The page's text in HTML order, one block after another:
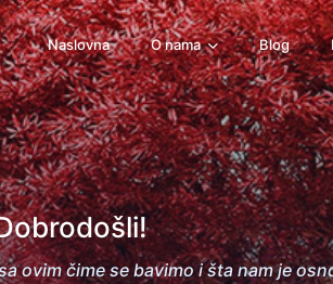
Naslovna O nama Blog
ovim čime se bavimo i šta nam je